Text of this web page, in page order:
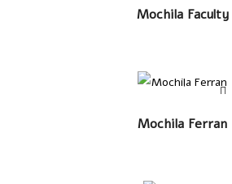
LEER MÁS
Mochila Faculty
LEER MÁS
Mochila Ferran